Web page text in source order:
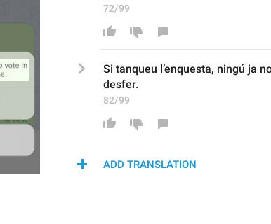
72/99
Si tanqueu l’enquesta, ningú ja
desfer.
82/99
ADD TRANSLATION